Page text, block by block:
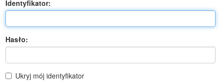
Identyfikator:
Hasło:
Ukryj mój identyfikator